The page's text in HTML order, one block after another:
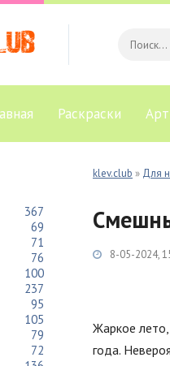
Раскраски
klev.club » Для
8-05-2024,
Жаркое
года.
367
69
71
76
100
237
95
105
79
72